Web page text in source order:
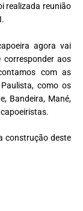
realizada reunião
agora vai
corresponder aos
com as
como os
Bandeira, Mané,
construção deste